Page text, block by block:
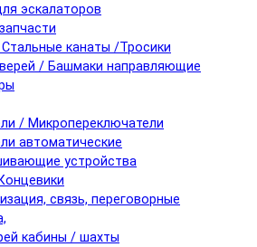
эскалаторов
канаты /Тросики
/ Башмаки направляющие
/ Микропереключатели
автоматические
устройства
связь, переговорные
кабины / шахты